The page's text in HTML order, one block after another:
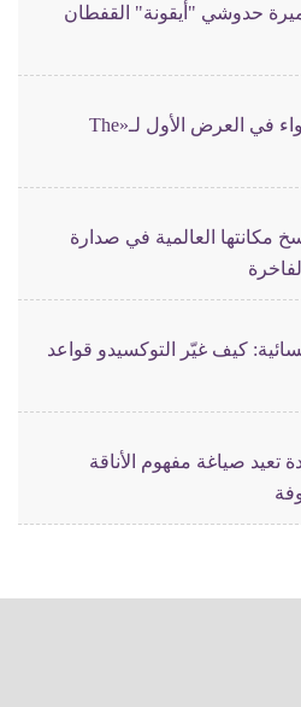
حدوشي "أيقونة" القفطان
تشارليز ثيرون تخطف الأضواء في العرض الأول لـ«The
مكانتها العالمية في صدارة
كيف غيّر التوكسيدو قواعد
تعيد صياغة مفهوم الأناقة